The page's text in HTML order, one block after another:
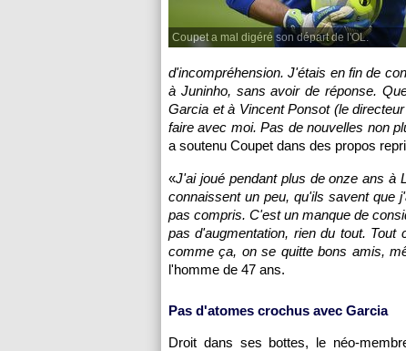
Coupet a mal digéré son départ de l'OL.
d'incompréhension. J'étais en fin de
à Juninho, sans avoir de réponse.
Garcia et à Vincent Ponsot (le
faire avec moi. Pas de nouvelles non
a soutenu Coupet dans des propos
«J'ai joué pendant plus de onze ans à
connaissent un peu, qu'ils savent que
pas compris. C'est un manque de
pas d'augmentation, rien du tout.
comme ça, on se quitte bons amis,
l'homme de 47 ans.
Pas d'atomes crochus avec Garcia
Droit dans ses bottes, le néo-